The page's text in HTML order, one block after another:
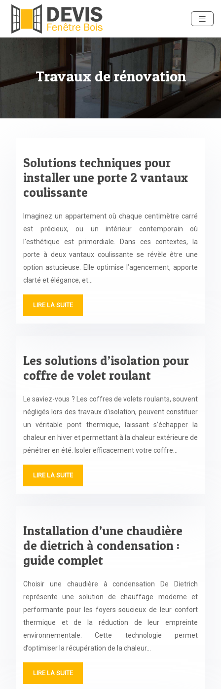
Travaux de rénovation
Solutions techniques pour
installer une porte 2 vantaux
coulissante
Imaginez un appartement où chaque centimètre carré
est précieux, ou un intérieur contemporain où
l’esthétique est primordiale. Dans ces contextes, la
porte à deux vantaux coulissante se révèle être une
option astucieuse. Elle optimise l’agencement, apporte
clarté et élégance, et…
LIRE LA SUITE
Les solutions d’isolation pour
coffre de volet roulant
Le saviez-vous ? Les coffres de volets roulants, souvent
négligés lors des travaux d’isolation, peuvent constituer
un véritable pont thermique, laissant s’échapper la
chaleur en hiver et permettant à la chaleur extérieure de
pénétrer en été. Isoler efficacement votre coffre…
LIRE LA SUITE
Installation d’une chaudière
de dietrich à condensation :
guide complet
Choisir une chaudière à condensation De Dietrich
représente une solution de chauffage moderne et
performante pour les foyers soucieux de leur confort
thermique et de la réduction de leur empreinte
environnementale. Cette technologie permet
d’optimiser la récupération de la chaleur…
LIRE LA SUITE